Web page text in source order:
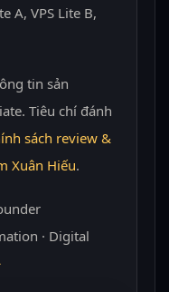
A, VPS Lite B,
tin sản
Tiêu chí đánh
sách review &
Xuân Hiếu.
· Digital